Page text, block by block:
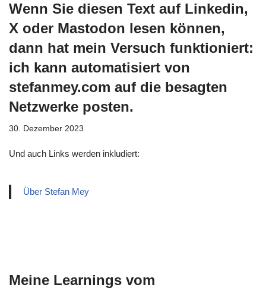
Wenn Sie diesen Text auf Linkedin,
X oder Mastodon lesen können,
dann hat mein Versuch funktioniert:
ich kann automatisiert von
stefanmey.com auf die besagten
Netzwerke posten.
30. Dezember 2023
Und auch Links werden inkludiert:
Über Stefan Mey
Meine Learnings vom